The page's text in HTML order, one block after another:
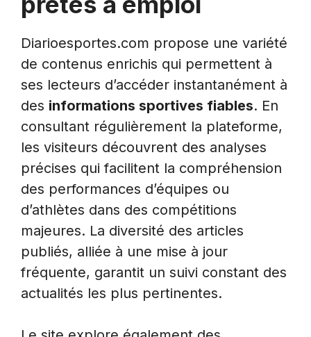
Diarioesportes.com propose une variété
de contenus enrichis qui permettent à
ses lecteurs d’accéder instantanément à
des informations sportives fiables. En
consultant régulièrement la plateforme,
les visiteurs découvrent des analyses
précises qui facilitent la compréhension
des performances d’équipes ou
d’athlètes dans des compétitions
majeures. La diversité des articles
publiés, alliée à une mise à jour
fréquente, garantit un suivi constant des
actualités les plus pertinentes.